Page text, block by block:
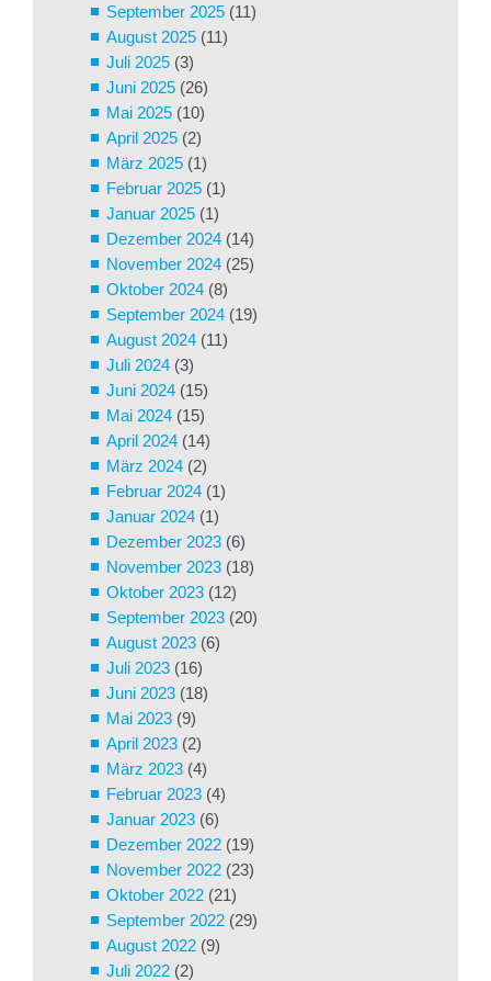
September 2025 (11)
August 2025 (11)
Juli 2025 (3)
Juni 2025 (26)
Mai 2025 (10)
April 2025 (2)
März 2025 (1)
Februar 2025 (1)
Januar 2025 (1)
Dezember 2024 (14)
November 2024 (25)
Oktober 2024 (8)
September 2024 (19)
August 2024 (11)
Juli 2024 (3)
Juni 2024 (15)
Mai 2024 (15)
April 2024 (14)
März 2024 (2)
Februar 2024 (1)
Januar 2024 (1)
Dezember 2023 (6)
November 2023 (18)
Oktober 2023 (12)
September 2023 (20)
August 2023 (6)
Juli 2023 (16)
Juni 2023 (18)
Mai 2023 (9)
April 2023 (2)
März 2023 (4)
Februar 2023 (4)
Januar 2023 (6)
Dezember 2022 (19)
November 2022 (23)
Oktober 2022 (21)
September 2022 (29)
August 2022 (9)
Juli 2022 (2)